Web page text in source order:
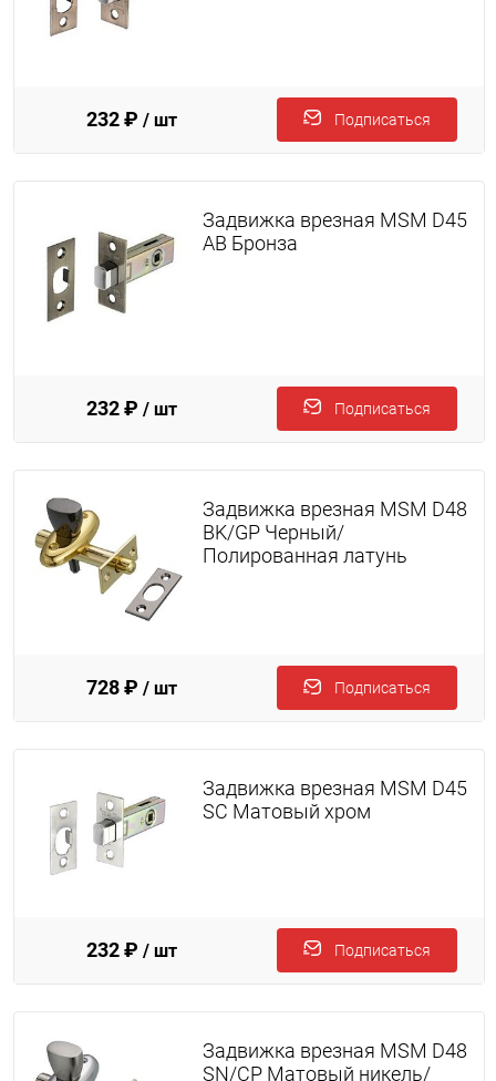
232 ₽ / шт Подписаться
Задвижка врезная MSM D45
AB Бронза
232 ₽ / шт Подписаться
Задвижка врезная MSM D48
BK/GP Черный/
Полированная латунь
728 ₽ / шт Подписаться
Задвижка врезная MSM D45
SC Матовый хром
232 ₽ / шт Подписаться
Задвижка врезная MSM D48
SN/CP Матовый никель/